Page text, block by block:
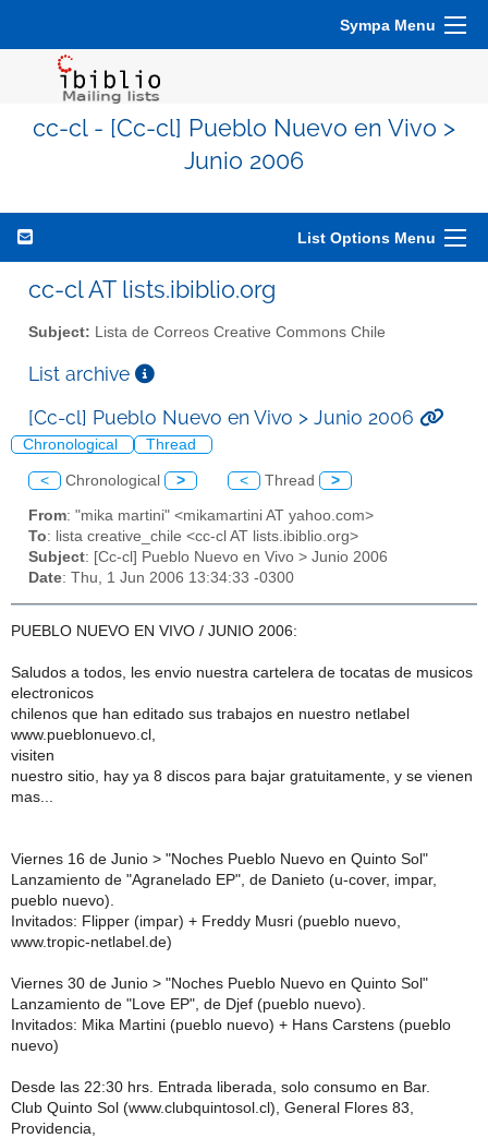
Sympa Menu
cc-cl - [Cc-cl] Pueblo Nuevo en Vivo >
Junio 2006
List Options Menu
cc-cl AT lists.ibiblio.org
Subject: Lista de Correos Creative Commons Chile
List archive
[Cc-cl] Pueblo Nuevo en Vivo > Junio 2006
Chronological Thread
< Chronological > < Thread >
From: "mika martini" <mikamartini AT yahoo.com>
To: lista creative_chile <cc-cl AT lists.ibiblio.org>
Subject: [Cc-cl] Pueblo Nuevo en Vivo > Junio 2006
Date: Thu, 1 Jun 2006 13:34:33 -0300
PUEBLO NUEVO EN VIVO / JUNIO 2006:
Saludos a todos, les envio nuestra cartelera de tocatas de musicos
electronicos
chilenos que han editado sus trabajos en nuestro netlabel
www.pueblonuevo.cl,
visiten
nuestro sitio, hay ya 8 discos para bajar gratuitamente, y se vienen
mas...
Viernes 16 de Junio > "Noches Pueblo Nuevo en Quinto Sol"
Lanzamiento de "Agranelado EP", de Danieto (u-cover, impar,
pueblo nuevo).
Invitados: Flipper (impar) + Freddy Musri (pueblo nuevo,
www.tropic-netlabel.de)
Viernes 30 de Junio > "Noches Pueblo Nuevo en Quinto Sol"
Lanzamiento de "Love EP", de Djef (pueblo nuevo).
Invitados: Mika Martini (pueblo nuevo) + Hans Carstens (pueblo
nuevo)
Desde las 22:30 hrs. Entrada liberada, solo consumo en Bar.
Club Quinto Sol (www.clubquintosol.cl), General Flores 83,
Providencia,